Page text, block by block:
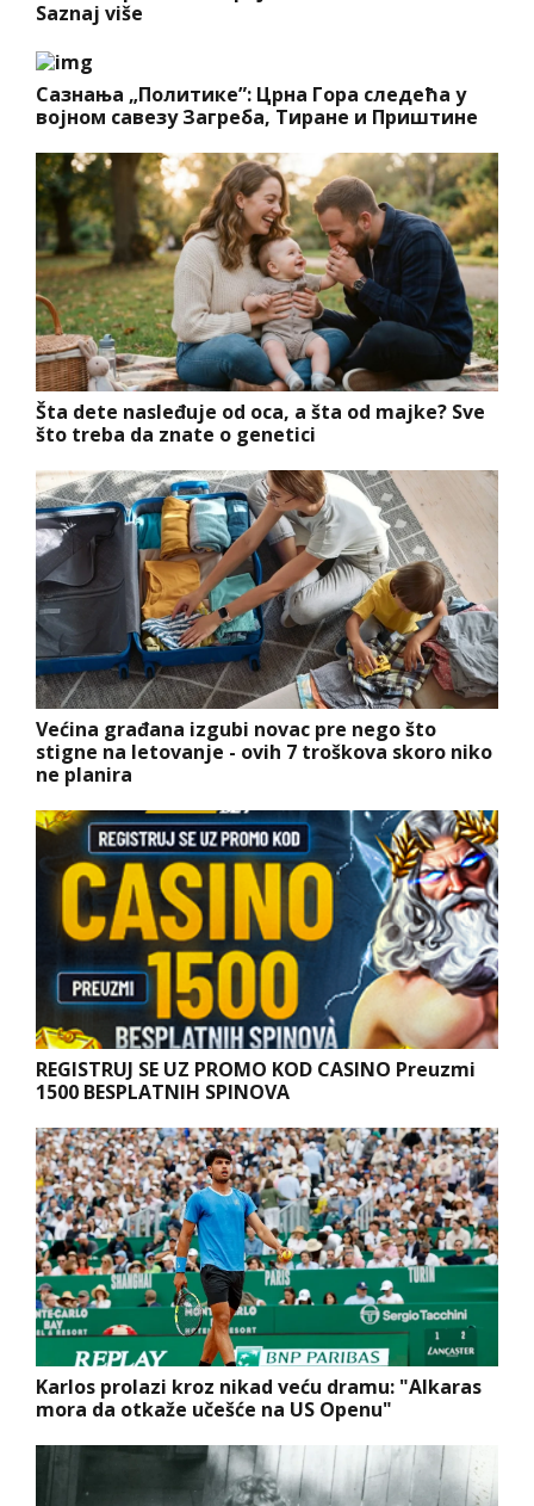
Saznaj više
Сазнања „Политике”: Црна Гора следећа у
војном савезу Загреба, Тиране и Приштине
Šta dete nasleđuje od oca, a šta od majke? Sve
što treba da znate o genetici
Većina građana izgubi novac pre nego što
stigne na letovanje - ovih 7 troškova skoro niko
ne planira
REGISTRUJ SE UZ PROMO KOD CASINO Preuzmi
1500 BESPLATNIH SPINOVA
Karlos prolazi kroz nikad veću dramu: "Alkaras
mora da otkaže učešće na US Openu"